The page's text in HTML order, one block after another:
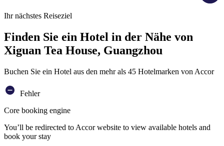
Ihr nächstes Reiseziel
Finden Sie ein Hotel in der Nähe von
Xiguan Tea House, Guangzhou
Buchen Sie ein Hotel aus den mehr als 45 Hotelmarken von Accor
Fehler
Core booking engine
You’ll be redirected to Accor website to view available hotels and
book your stay